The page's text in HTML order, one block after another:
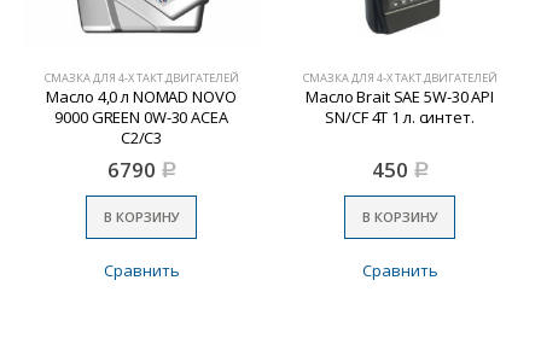
СМАЗКА ДЛЯ 4-Х ТАКТ.ДВИГАТЕЛЕЙ
Масло 4,0 л NOMAD NOVO
9000 GREEN 0W-30 ACEA
C2/C3
6790 Р
В КОРЗИНУ
Сравнить
СМАЗКА ДЛЯ 4-Х ТАКТ.ДВИГАТЕЛЕЙ
Масло Brait SAE 5W-30 API
SN/CF 4Т 1 л. синтет.
450 Р
В КОРЗИНУ
Сравнить